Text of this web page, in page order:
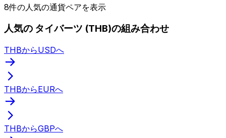
8件の人気の通貨ペアを表示
人気の タイバーツ (THB)の組み合わせ
THBからUSDへ
THBからEURへ
THBからGBPへ